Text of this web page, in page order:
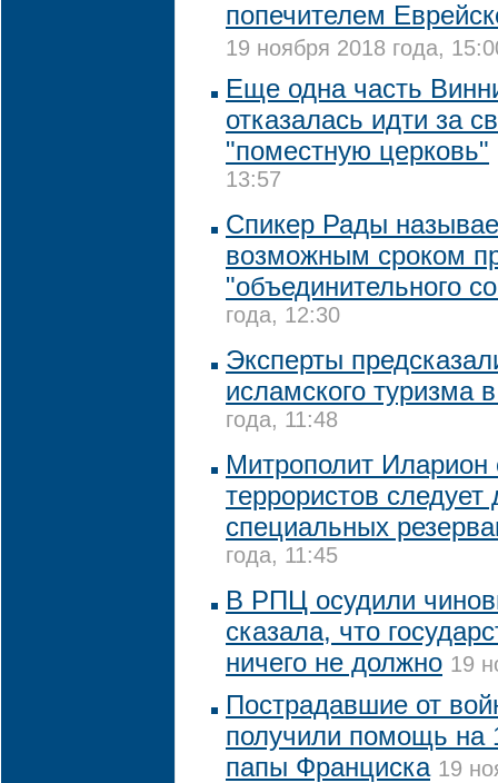
попечителем
19 ноября 2018 года,
Еще одна часть
отказалась идти за
"поместную церковь"
13:57
Спикер Рады
возможным сроком
"объединительного
года, 12:30
Эксперты
исламского туризма
года, 11:48
Митрополит Иларион
террористов следует
специальных
года, 11:45
В РПЦ осудили
сказала, что
ничего не должно 19
Пострадавшие от
получили помощь на
папы Франциска 19